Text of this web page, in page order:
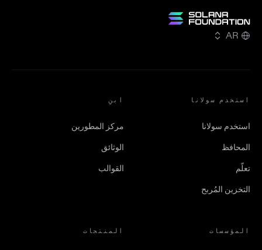
AR
استخدم سولانا
استخدم سولانا
المحافظ
تعلّم
التخزين المُربح
ابنِ
مركز المطورين
الوثائق
القوالب
المؤسسات المنتجات